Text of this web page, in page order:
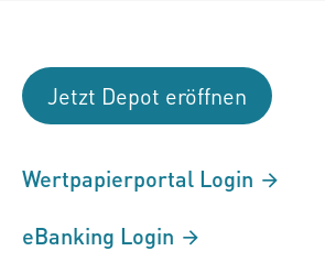
Jetzt Depot eröffnen
Wertpapierportal Login
eBanking Login